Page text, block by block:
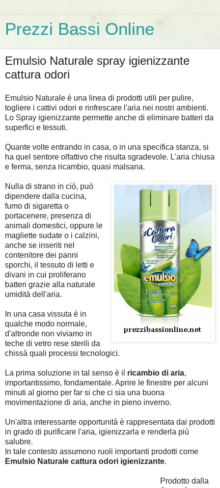
Prezzi Bassi Online
Emulsio Naturale spray igienizzante
cattura odori
Emulsio Naturale è una linea di prodotti utili per pulire,
togliere i cattivi odori e rinfrescare l'aria nei nostri ambienti.
Lo Spray igienizzante permette anche di eliminare batteri da
superfici e tessuti.
Quante volte entrando in casa, o in una specifica stanza, si
ha quel sentore olfattivo che risulta sgradevole. L'aria chiusa
e ferma, senza ricambio, quasi malsana.
Nulla di strano in ciò, può
dipendere dalla cucina,
fumo di sigaretta o
portacenere, presenza di
animali domestici, oppure le
magliette sudate o i calzini,
anche se inseriti nel
contenitore dei panni
sporchi, il tessuto di letti e
divani in cui proliferano
batteri grazie alla naturale
umidità dell'aria.
In una casa vissuta è in
qualche modo normale,
d'altronde non viviamo in
teche di vetro rese sterili da
chissà quali processi tecnologici.
La prima soluzione in tal senso è il ricambio di aria,
importantissimo, fondamentale. Aprire le finestre per alcuni
minuti al giorno per far si che ci sia una buona
movimentazione di aria, anche in pieno inverno.
Un'altra interessante opportunità è rappresentata dai prodotti
in grado di purificare l'aria, igienizzarla e renderla più
salubre.
In tale contesto assumono ruoli importanti prodotti come
Emulsio Naturale cattura odori igienizzante.
Prodotto dalla